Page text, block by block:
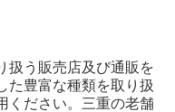
扱う販売店及び通販を
た豊富な種類を取り扱
ください。三重の老舗